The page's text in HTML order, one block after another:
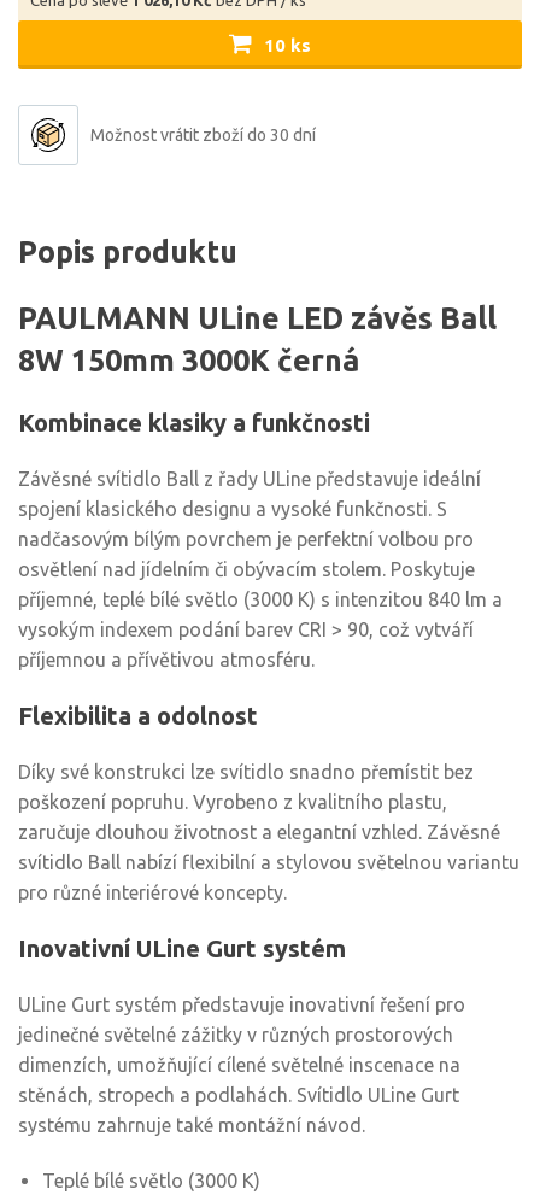
10 ks
Možnost vrátit zboží do 30 dní
Popis produktu
PAULMANN ULine LED závěs Ball
8W 150mm 3000K černá
Kombinace klasiky a funkčnosti
Závěsné svítidlo Ball z řady ULine představuje ideální
spojení klasického designu a vysoké funkčnosti. S
nadčasovým bílým povrchem je perfektní volbou pro
osvětlení nad jídelním či obývacím stolem. Poskytuje
příjemné, teplé bílé světlo (3000 K) s intenzitou 840 lm a
vysokým indexem podání barev CRI > 90, což vytváří
příjemnou a přívětivou atmosféru.
Flexibilita a odolnost
Díky své konstrukci lze svítidlo snadno přemístit bez
poškození popruhu. Vyrobeno z kvalitního plastu,
zaručuje dlouhou životnost a elegantní vzhled. Závěsné
svítidlo Ball nabízí flexibilní a stylovou světelnou variantu
pro různé interiérové koncepty.
Inovativní ULine Gurt systém
ULine Gurt systém představuje inovativní řešení pro
jedinečné světelné zážitky v různých prostorových
dimenzích, umožňující cílené světelné inscenace na
stěnách, stropech a podlahách. Svítidlo ULine Gurt
systému zahrnuje také montážní návod.
Teplé bílé světlo (3000 K)